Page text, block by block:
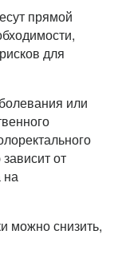
прямой
для
или
от
на
можно снизить,